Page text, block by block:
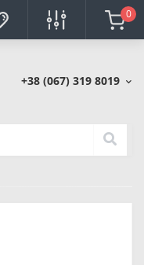
0
+38 (067) 319 8019